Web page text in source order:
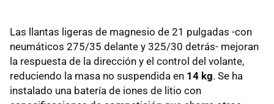
Las llantas ligeras de magnesio de 21 pulgadas -con
neumáticos 275/35 delante y 325/30 detrás- mejoran
la respuesta de la dirección y el control del volante,
reduciendo la masa no suspendida en 14 kg. Se ha
instalado una batería de iones de litio con